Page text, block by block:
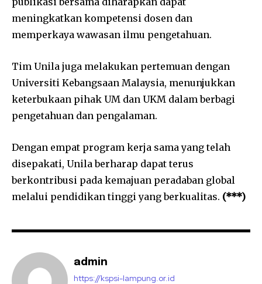
meningkatkan kompetensi dosen dan
memperkaya wawasan ilmu pengetahuan.
Tim Unila juga melakukan pertemuan dengan
Universiti Kebangsaan Malaysia, menunjukkan
keterbukaan pihak UM dan UKM dalam berbagi
pengetahuan dan pengalaman.
Dengan empat program kerja sama yang telah
disepakati, Unila berharap dapat terus
berkontribusi pada kemajuan peradaban global
melalui pendidikan tinggi yang berkualitas. (***)
admin
https://kspsi-lampung.or.id